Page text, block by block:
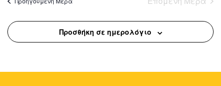
Προσθήκη σε ημερολόγιο